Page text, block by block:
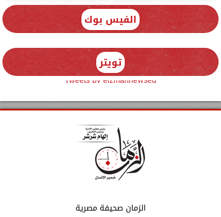
الفيس بوك
تويتر
Tweets by elzmannewseg
الزمان صحيفة مصرية